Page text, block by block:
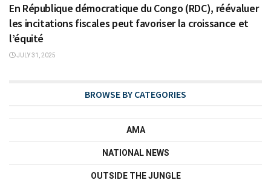
En République démocratique du Congo (RDC), réévaluer
les incitations fiscales peut favoriser la croissance et
l’équité
JULY 31, 2025
BROWSE BY CATEGORIES
AMA
NATIONAL NEWS
OUTSIDE THE JUNGLE